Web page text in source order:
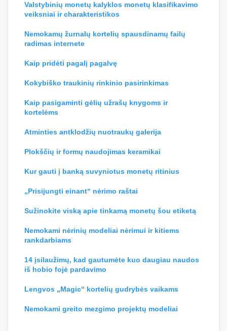
Valstybinių monetų kalyklos monetų klasifikavimo
veiksniai ir charakteristikos
Nemokamų žurnalų kortelių spausdinamų failų
radimas internete
Kaip pridėti pagalį pagalvę
Kokybiško traukinių rinkinio pasirinkimas
Kaip pasigaminti gėlių užrašų knygoms ir
kortelėms
Atminties antklodžių nuotraukų galerija
Plokščių ir formų naudojimas keramikai
Kur gauti į banką suvyniotus monetų ritinius
„Prisijungti einant“ nėrimo raštai
Sužinokite viską apie tinkamą monetų šou etiketą
Nemokami nėrinių modeliai nėrimui ir kitiems
rankdarbiams
14 įsilaužimų, kad gautumėte kuo daugiau naudos
iš hobio fojė pardavimo
Lengvos „Magic“ kortelių gudrybės vaikams
Nemokami greito mezgimo projektų modeliai